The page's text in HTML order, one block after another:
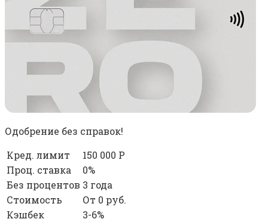
Одобрение без справок!
Кред. лимит
150 000 Р
Проц. ставка
0%
Без процентов 3 года
Стоимость
От 0 руб.
Кэшбек
3-6%